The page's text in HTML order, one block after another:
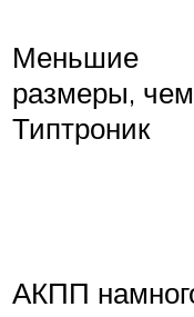
Меньшие
размеры, чем
Типтроник
АКПП